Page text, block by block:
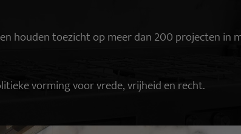
houden toezicht op meer dan 200 projecten in
vorming voor vrede, vrijheid en recht.